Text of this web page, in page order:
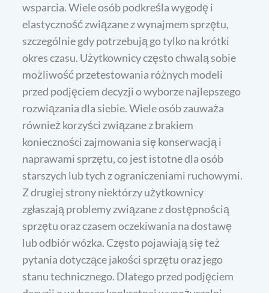
wsparcia. Wiele osób podkreśla wygodę i
elastyczność związane z wynajmem sprzętu,
szczególnie gdy potrzebują go tylko na krótki
okres czasu. Użytkownicy często chwalą sobie
możliwość przetestowania różnych modeli
przed podjęciem decyzji o wyborze najlepszego
rozwiązania dla siebie. Wiele osób zauważa
również korzyści związane z brakiem
konieczności zajmowania się konserwacją i
naprawami sprzętu, co jest istotne dla osób
starszych lub tych z ograniczeniami ruchowymi.
Z drugiej strony niektórzy użytkownicy
zgłaszają problemy związane z dostępnością
sprzętu oraz czasem oczekiwania na dostawę
lub odbiór wózka. Często pojawiają się też
pytania dotyczące jakości sprzętu oraz jego
stanu technicznego. Dlatego przed podjęciem